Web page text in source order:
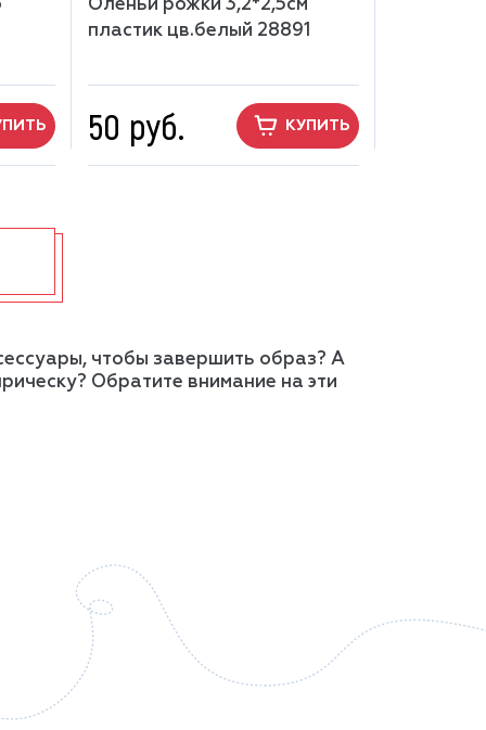
Оленьи рожки 3,2*2,5см
пластик цв.белый 28891
50 руб. КУПИТЬ
чтобы завершить образ? А
Обратите внимание на эти